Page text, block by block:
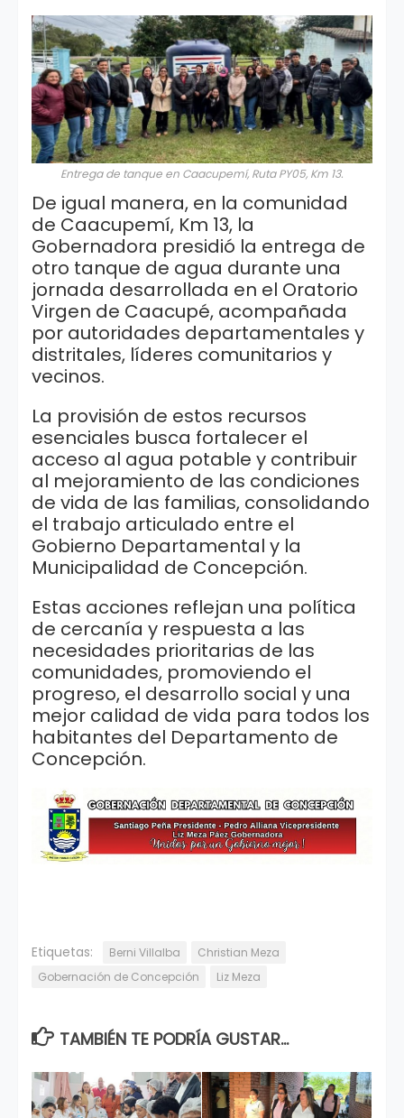
Entrega de tanque en Caacupemí, Ruta PY05, Km 13.
De igual manera, en la comunidad
de Caacupemí, Km 13, la
Gobernadora presidió la entrega de
otro tanque de agua durante una
jornada desarrollada en el Oratorio
Virgen de Caacupé, acompañada
por autoridades departamentales y
distritales, líderes comunitarios y
vecinos.
La provisión de estos recursos
esenciales busca fortalecer el
acceso al agua potable y contribuir
al mejoramiento de las condiciones
de vida de las familias, consolidando
el trabajo articulado entre el
Gobierno Departamental y la
Municipalidad de Concepción.
Estas acciones reflejan una política
de cercanía y respuesta a las
necesidades prioritarias de las
comunidades, promoviendo el
progreso, el desarrollo social y una
mejor calidad de vida para todos los
habitantes del Departamento de
Concepción.
Etiquetas: Berni Villalba
Christian Meza
Gobernación de Concepción
Liz Meza
TAMBIÉN TE PODRÍA GUSTAR...